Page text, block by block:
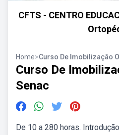
CFTS - CENTRO
Home>Curso De Imobilização
Curso De
Senac
De 10 a 280 horas.